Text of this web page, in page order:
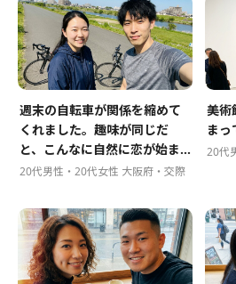
週末の自転車が関係を縮めて
くれました。趣味が同じだ
と、こんなに自然に恋が始ま
るんですね
20代男性・20代女性 大阪府・交際
美術
まっ
20代